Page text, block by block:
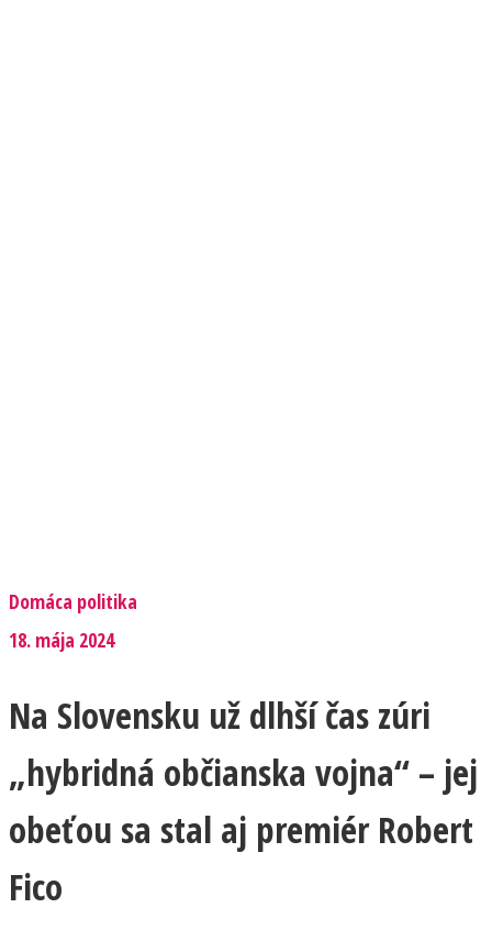
Domáca politika
18. mája 2024
Na Slovensku už dlhší čas zúri
„hybridná občianska vojna“ – jej
obeťou sa stal aj premiér Robert
Fico